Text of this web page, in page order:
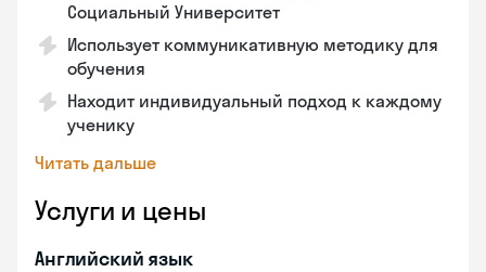
Социальный Университет
Использует коммуникативную методику для
обучения
Находит индивидуальный подход к каждому
ученику
Читать дальше
Услуги и цены
Английский язык